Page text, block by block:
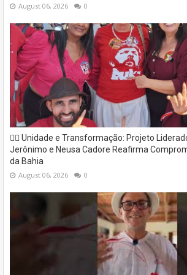
August 06, 2026 0
✊🏽 Unidade e Transformação: Projeto
Jerônimo e Neusa Cadore Reafirma
da Bahia
August 06, 2026 0